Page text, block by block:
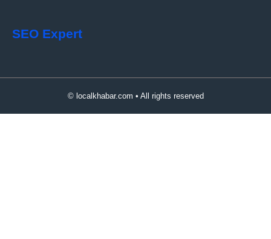
SEO Expert
© localkhabar.com • All rights reserved